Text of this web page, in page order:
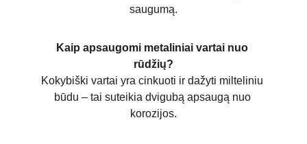
saugumą.
Kaip apsaugomi metaliniai vartai nuo
rūdžių?
Kokybiški vartai yra cinkuoti ir dažyti milteliniu
būdu – tai suteikia dvigubą apsaugą nuo
korozijos.